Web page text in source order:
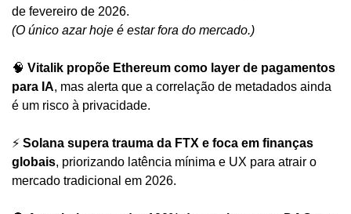
de fevereiro de 2026.
(O único azar hoje é estar fora do mercado.)
🧠 Vitalik propõe Ethereum como layer de pagamentos
para IA, mas alerta que a correlação de metadados ainda
é um risco à privacidade.
⚡ Solana supera trauma da FTX e foca em finanças
globais, priorizando latência mínima e UX para atrair o
mercado tradicional em 2026.